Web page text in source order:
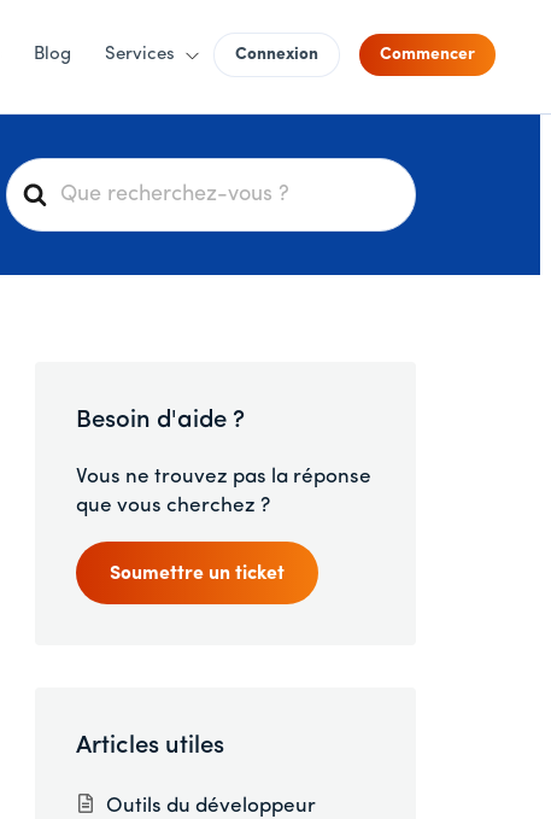
Blog Services Connexion Commencer
R
e
Besoin d'aide ?
Vous ne trouvez pas la réponse
que vous cherchez ?
Soumettre un ticket
Articles utiles
Outils du développeur